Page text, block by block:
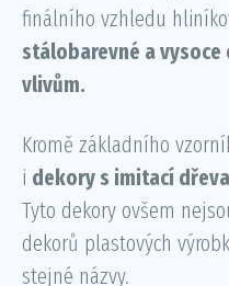
finálního vzhledu
stálobarevné a
vlivům.
Kromě základního
i dekory s imitací dřeva
Tyto dekory ovšem
dekorů plastových
stejné názvy.